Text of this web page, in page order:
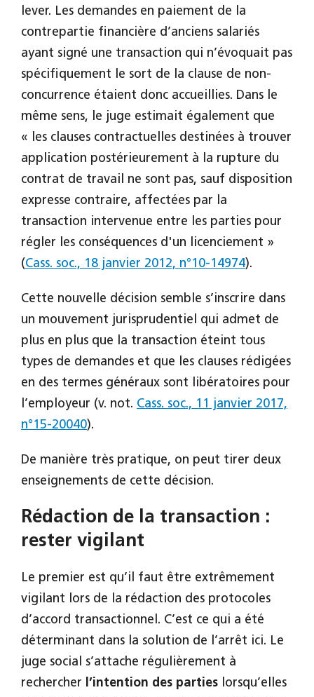
lever. Les demandes en paiement de la
contrepartie financière d’anciens salariés
ayant signé une transaction qui n’évoquait pas
spécifiquement le sort de la clause de non-
concurrence étaient donc accueillies. Dans le
même sens, le juge estimait également que
« les clauses contractuelles destinées à trouver
application postérieurement à la rupture du
contrat de travail ne sont pas, sauf disposition
expresse contraire, affectées par la
transaction intervenue entre les parties pour
régler les conséquences d'un licenciement »
(Cass. soc., 18 janvier 2012, n°10-14974).
Cette nouvelle décision semble s’inscrire dans
un mouvement jurisprudentiel qui admet de
plus en plus que la transaction éteint tous
types de demandes et que les clauses rédigées
en des termes généraux sont libératoires pour
l’employeur (v. not. Cass. soc., 11 janvier 2017,
n°15-20040).
De manière très pratique, on peut tirer deux
enseignements de cette décision.
Rédaction de la transaction :
rester vigilant
Le premier est qu’il faut être extrêmement
vigilant lors de la rédaction des protocoles
d’accord transactionnel. C’est ce qui a été
déterminant dans la solution de l’arrêt ici. Le
juge social s’attache régulièrement à
rechercher l’intention des parties lorsqu’elles